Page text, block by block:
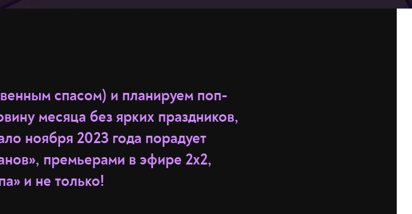
спасом) и планируем поп-
месяца без ярких праздников,
ноября 2023 года порадует
премьерами в эфире 2x2,
и не только!